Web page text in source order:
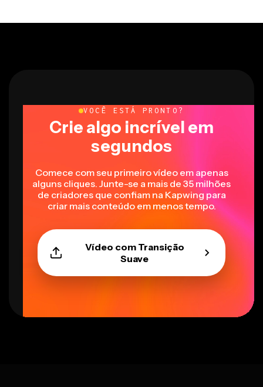
VOCÊ ESTÁ PRONTO?
Crie algo incrível em
segundos
Comece com seu primeiro vídeo em apenas
alguns cliques. Junte-se a mais de 35 milhões
de criadores que confiam na Kapwing para
criar mais conteúdo em menos tempo.
Vídeo com Transição
Suave